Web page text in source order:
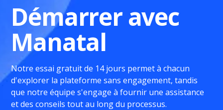
Démarrer avec
Manatal
Notre essai gratuit de 14 jours permet à chacun
d'explorer la plateforme sans engagement, tandis
que notre équipe s'engage à fournir une assistance
et des conseils tout au long du processus.